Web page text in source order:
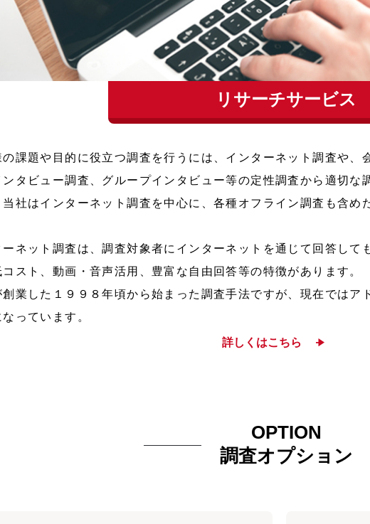
リサーチサービス
の課題や目的に役立つ調査を行うには、インターネット調査や、
ンタビュー調査、グループインタビュー等の定性調査から適切な
当社はインターネット調査を中心に、各種オフライン調査も含め
ーネット調査は、調査対象者にインターネットを通じて回答して
コスト、動画・音声活用、豊富な自由回答等の特徴があります。
創業した１９９８年頃から始まった調査手法ですが、現在ではア
っています。
詳しくはこちら
OPTION
調査オプション